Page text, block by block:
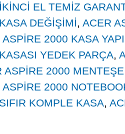
EL TEMİZ
DEĞİŞİMİ, ACER
ASPİRE 2000 KASA
YEDEK PARÇA,
ASPİRE 2000
ASPİRE 2000
KOMPLE KASA,